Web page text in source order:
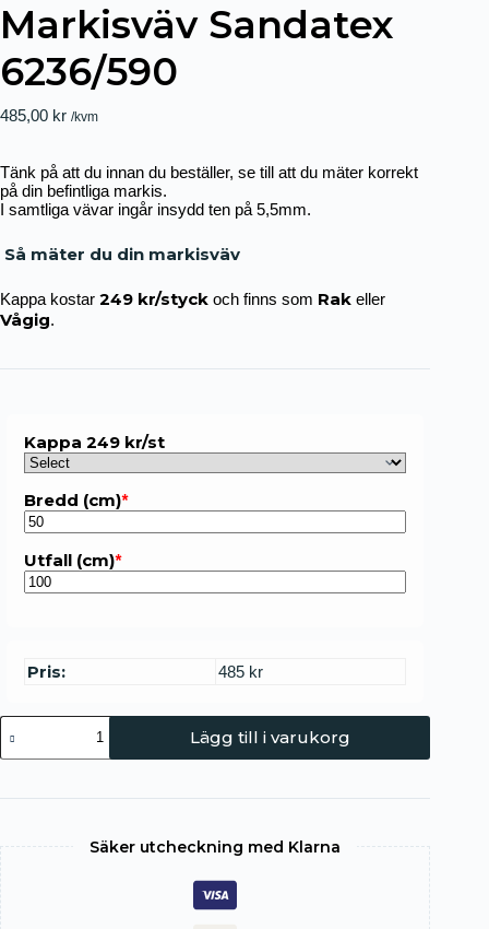
Markisväv Sandatex
6236/590
485,00 kr /kvm
Tänk på att du innan du beställer, se till att du mäter korrekt
på din befintliga markis.
I samtliga vävar ingår insydd ten på 5,5mm.
Så mäter du din markisväv
Kappa kostar 249 kr/styck och finns som Rak eller
Vågig.
Kappa 249 kr/st
Bredd (cm)*
Utfall (cm)*
Pris: 485 kr
Lägg till i varukorg
Säker utcheckning med Klarna